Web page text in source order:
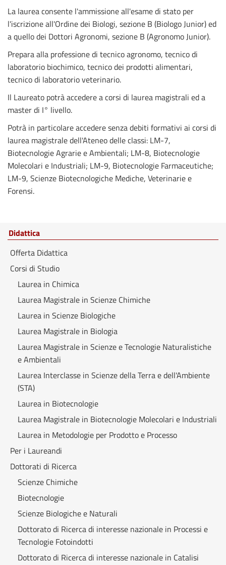
La laurea consente l'ammissione all'esame di stato per
l'iscrizione all'Ordine dei Biologi, sezione B (Biologo Junior) ed
a quello dei Dottori Agronomi, sezione B (Agronomo Junior).
Prepara alla professione di tecnico agronomo, tecnico di
laboratorio biochimico, tecnico dei prodotti alimentari,
tecnico di laboratorio veterinario.
Il Laureato potrà accedere a corsi di laurea magistrali ed a
master di I° livello.
Potrà in particolare accedere senza debiti formativi ai corsi di
laurea magistrale dell'Ateneo delle classi: LM-7,
Biotecnologie Agrarie e Ambientali; LM-8, Biotecnologie
Molecolari e Industriali; LM-9, Biotecnologie Farmaceutiche;
LM-9, Scienze Biotecnologiche Mediche, Veterinarie e
Forensi.
Didattica
Offerta Didattica
Corsi di Studio
Laurea in Chimica
Laurea Magistrale in Scienze Chimiche
Laurea in Scienze Biologiche
Laurea Magistrale in Biologia
Laurea Magistrale in Scienze e Tecnologie Naturalistiche
e Ambientali
Laurea Interclasse in Scienze della Terra e dell'Ambiente
(STA)
Laurea in Biotecnologie
Laurea Magistrale in Biotecnologie Molecolari e Industriali
Laurea in Metodologie per Prodotto e Processo
Per i Laureandi
Dottorati di Ricerca
Scienze Chimiche
Biotecnologie
Scienze Biologiche e Naturali
Dottorato di Ricerca di interesse nazionale in Processi e
Tecnologie Fotoindotti
Dottorato di Ricerca di interesse nazionale in Catalisi